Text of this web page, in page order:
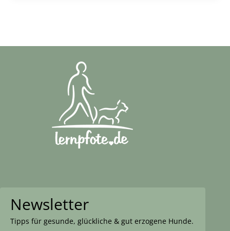
Newsletter
Tipps für gesunde, glückliche & gut erzogene Hunde.